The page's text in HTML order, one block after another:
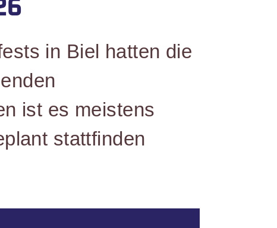
in Biel hatten die
ist es meistens
stattfinden